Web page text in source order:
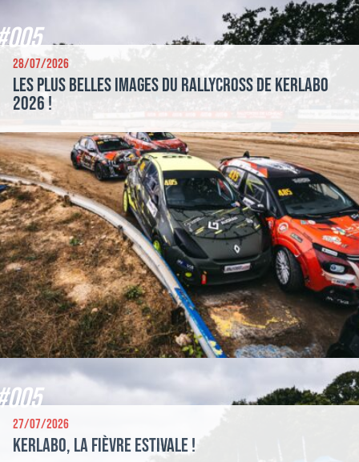
28/07/2026
Les plus belles images du Rallycross de Kerlabo
2026 !
27/07/2026
Kerlabo, la fièvre estivale !